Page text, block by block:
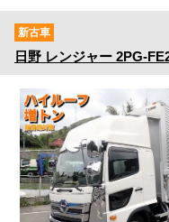
新古車
日野 レンジャー 2PG-